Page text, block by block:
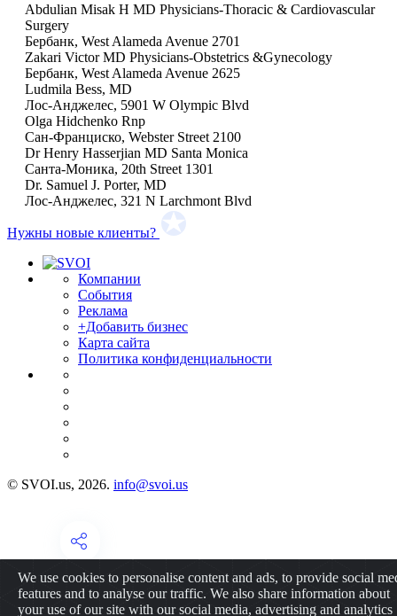
Abdulian Misak H MD Physicians-Thoracic & Cardiovascular
Surgery
Бербанк, West Alameda Avenue 2701
Zakari Victor MD Physicians-Obstetrics &Gynecology
Бербанк, West Alameda Avenue 2625
Ludmila Bess, MD
Лос-Анджелес, 5901 W Olympic Blvd
Olga Hidchenko Rnp
Сан-Франциско, Webster Street 2100
Dr Henry Hasserjian MD Santa Monica
Санта-Моника, 20th Street 1301
Dr. Samuel J. Porter, MD
Лос-Анджелес, 321 N Larchmont Blvd
Нужны новые клиенты?
Компании
События
Реклама
+Добавить бизнес
Карта сайта
Политика конфиденциальности
© SVOI.us, 2026. info@svoi.us
We use cookies to personalise content and ads, to provide social
features and to analyse our traffic. We also share information about
your use of our site with our social media, advertising and analytics